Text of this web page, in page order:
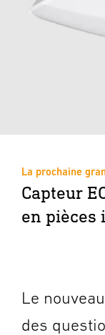
La prochaine
Capteur
en pièces
Le
des